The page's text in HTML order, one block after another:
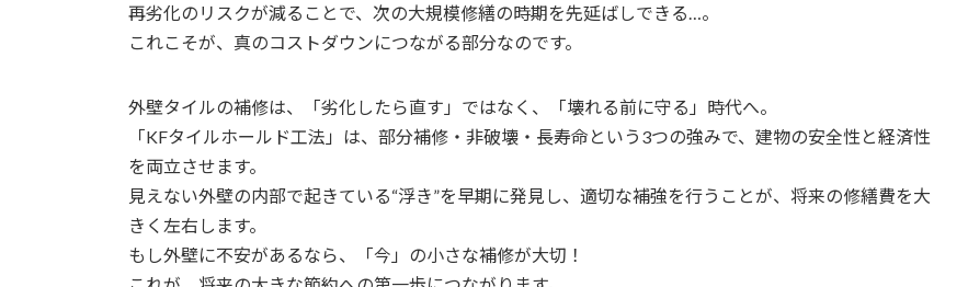
再劣化のリスクが減ることで、次の大規模修繕の時期を先延ばしできる…。
これこそが、真のコストダウンにつながる部分なのです。
外壁タイルの補修は、「劣化したら直す」ではなく、「壊れる前に守る」時代へ。
「KFタイルホールド工法」は、部分補修・非破壊・長寿命という3つの強みで、建物の安全性と経済性
を両立させます。
見えない外壁の内部で起きている“浮き”を早期に発見し、適切な補強を行うことが、将来の修繕費を大
きく左右します。
もし外壁に不安があるなら、「今」の小さな補修が大切！